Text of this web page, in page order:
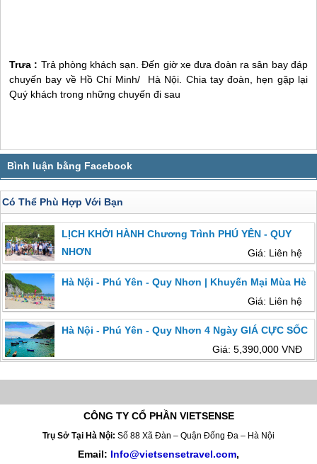
Trưa : Trả phòng khách sạn. Đến giờ xe đưa đoàn ra sân bay đáp
chuyến bay về Hồ Chí Minh/ Hà Nội. Chia tay đoàn, hẹn gặp lại
Quý khách trong những chuyến đi sau
Có Thể Phù Hợp Với Bạn
LỊCH KHỞI HÀNH Chương Trình PHÚ YÊN - QUY
NHƠN
Giá: Liên hệ
Hà Nội - Phú Yên - Quy Nhơn | Khuyến Mại Mùa Hè
Giá: Liên hệ
Hà Nội - Phú Yên - Quy Nhơn 4 Ngày GIÁ CỰC SỐC
Giá: 5,390,000 VNĐ
CÔNG TY CỔ PHẦN VIETSENSE
Trụ Sở Tại Hà Nội: Số 88 Xã Đàn – Quận Đống Đa – Hà Nội
Email: Info@vietsensetravel.com,